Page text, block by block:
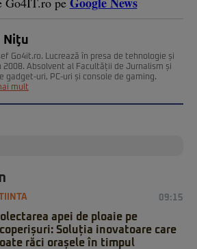
Niţu
Go4it.ro. Lucrează în presa de tehnologie și
2008. Absolvent al Facultății de Jurnalism și
gadget-uri, PC-uri și console de gaming.
mult
09:15
apei de ploaie pe
Soluția inovatoare care
răci orașele în timpul